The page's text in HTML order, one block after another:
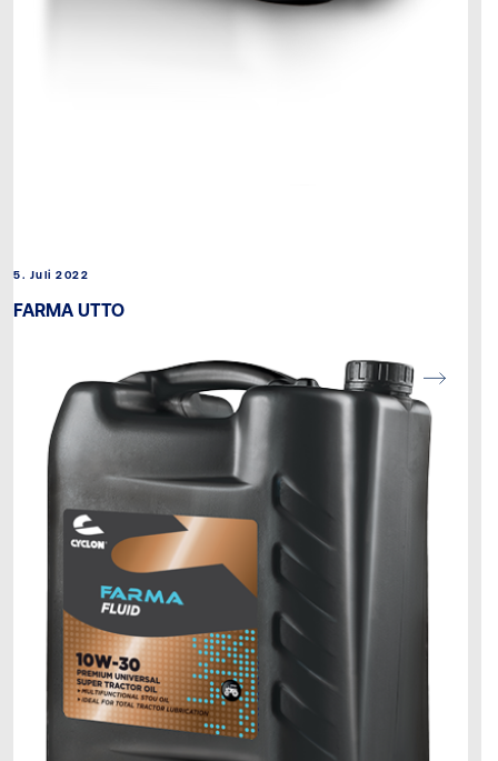
5. Juli 2022
FARMA UTTO